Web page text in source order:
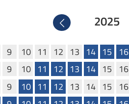
Precedente 2025
9 10 11 12 13 14 15 16
9 10 11 12 13 14 15 16
9 10 11 12 13 14 15 16